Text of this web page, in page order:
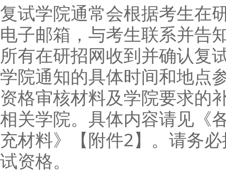
复试学院通常会根据考生在
电子邮箱，与考生联系并告
所有在研招网收到并确认复
学院通知的具体时间和地点
资格审核材料及学院要求的
相关学院。具体内容请见《
充材料》【附件2】。请务
试资格。